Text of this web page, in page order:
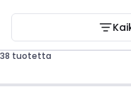
38 tuotetta